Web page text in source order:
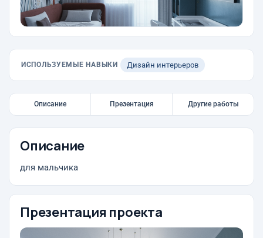
ИСПОЛЬЗУЕМЫЕ НАВЫКИ Дизайн интерьеров
Описание Презентация Другие работы
Описание
для мальчика
Презентация проекта